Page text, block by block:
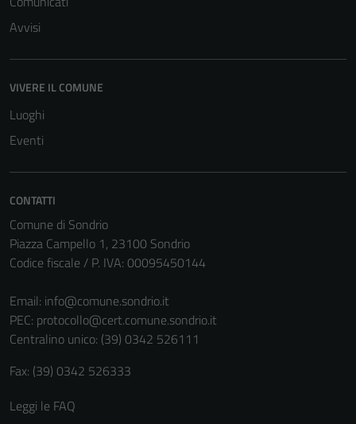
Avvisi
VIVERE IL COMUNE
Luoghi
Eventi
CONTATTI
Comune di Sondrio
Piazza Campello 1, 23100 Sondrio
Codice fiscale / P. IVA: 00095450144
Email: info@comune.sondrio.it
PEC: protocollo@cert.comune.sondrio.it
Centralino unico: (39) 0342 526111
Fax: (39) 0342 526333
Leggi le FAQ
non raccolgono